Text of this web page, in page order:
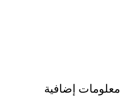
معلومات إضافية